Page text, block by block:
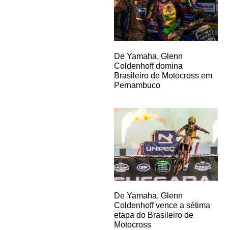
De Yamaha, Glenn
Coldenhoff domina
Brasileiro de Motocross em
Pernambuco
De Yamaha, Glenn
Coldenhoff vence a sétima
etapa do Brasileiro de
Motocross